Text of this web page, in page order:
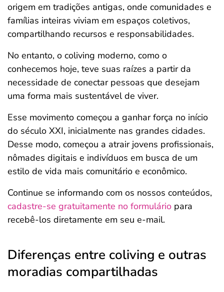
origem em tradições antigas, onde comunidades e
famílias inteiras viviam em espaços coletivos,
compartilhando recursos e responsabilidades.
No entanto, o coliving moderno, como o
conhecemos hoje, teve suas raízes a partir da
necessidade de conectar pessoas que desejam
uma forma mais sustentável de viver.
Esse movimento começou a ganhar força no início
do século XXI, inicialmente nas grandes cidades.
Desse modo, começou a atrair jovens profissionais,
nômades digitais e indivíduos em busca de um
estilo de vida mais comunitário e econômico.
Continue se informando com os nossos conteúdos,
cadastre-se gratuitamente no formulário para
recebê-los diretamente em seu e-mail.
Diferenças entre coliving e outras
moradias compartilhadas